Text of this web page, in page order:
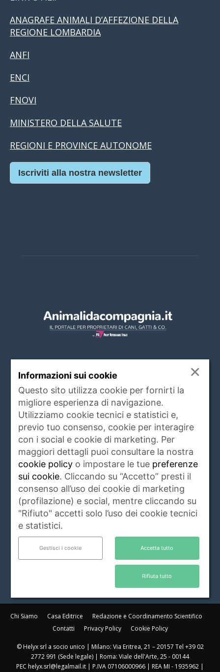
ANAGRAFE ANIMALI D’AFFEZIONE DELLA
REGIONE LOMBARDIA
ANFI
ENCI
FNOVI
MINISTERO DELLA SALUTE
REGIONI E PROVINCE AUTONOME
Iscriviti alla nostra newsletter
CHI SIAMO
www.animalidacompagnia.it è il portale che
soddisfa le esigenze dei proprietari di PET,
trait d'union tra proprietario e veterinari,
istituzioni, allevatori ed operatori del settore.
Raccoglie ogni giorno notizie di attualità,
igiene e salute, rubriche, eventi e servizi
riguardanti gli animali da compagnia e non
solo.Leggi di più
Contattaci:info@animalidacompagnia.it
Chi Siamo Casa Editrice
Redazione e Coordinamento Scientifico
Contatti
Privacy Policy Cookie Policy
© Helyx srl a socio unico | Milano: Via Eritrea, 21 – 20157 Tel +39 02
2772 991 (Sede legale) | Roma: Viale dell'Arte, 25 - 00144
PEC helyx.srl@legalmail.it | P.IVA 07106000966 | REA MI - 1935962 |
Informazioni sui cookie ×
Questo sito utilizza cookie per fornirti la
migliore esperienza di navigazione.
Utilizziamo cookie tecnici e statistici e,
previo tuo consenso, cookie per interagire
con i social e cookie di marketing. Per
maggiori dettagli puoi consultare la nostra
cookie policy o impostare le tue preferenze
sui cookie. Cliccando su “Accetto” presti il
consenso all’uso dei cookie di marketing
(profilazione) e social, mentre cliccando su
"Rifiuto" accetti solo l’uso dei cookie tecnici
e statistici.
Gestisci i cookie Accetta tutto
Rifiuta tutto